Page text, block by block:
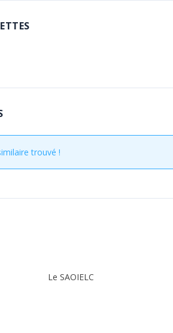
trouvé !
Le SAOIELC